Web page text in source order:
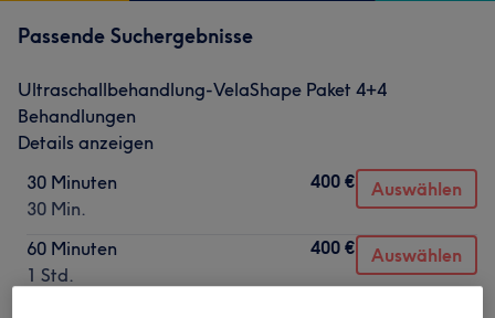
Passende Suchergebnisse
Ultraschallbehandlung-VelaShape Paket 4+4
Behandlungen
Details anzeigen
30 Minuten
30 Min.
400 € Auswählen
60 Minuten
1 Std.
400 € Auswählen